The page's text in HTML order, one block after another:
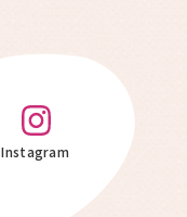
Instagram